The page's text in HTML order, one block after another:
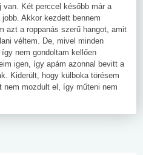
van. Két perccel később már a
Akkor kezdett bennem
azt a roppanás szerű hangot, amit
véltem. De, mivel minden
nem gondoltam kellően
igen, így apám azonnal bevitt a
Kiderült, hogy külboka törésem
mozdult el, így műteni nem